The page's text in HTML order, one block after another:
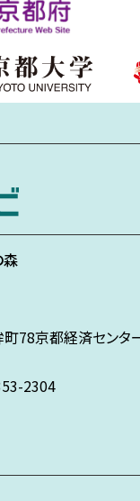
森
町78京都経済センタ
2304